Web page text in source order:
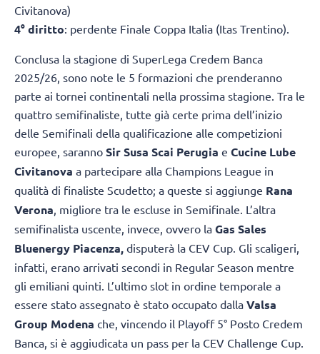
Civitanova)
4° diritto: perdente Finale Coppa Italia (Itas Trentino).
Conclusa la stagione di SuperLega Credem Banca
2025/26, sono note le 5 formazioni che prenderanno
parte ai tornei continentali nella prossima stagione. Tra le
quattro semifinaliste, tutte già certe prima dell’inizio
delle Semifinali della qualificazione alle competizioni
europee, saranno Sir Susa Scai Perugia e Cucine Lube
Civitanova a partecipare alla Champions League in
qualità di finaliste Scudetto; a queste si aggiunge Rana
Verona , migliore tra le escluse in Semifinale. L’altra
semifinalista uscente, invece, ovvero la Gas Sales
Bluenergy Piacenza, disputerà la CEV Cup. Gli scaligeri,
infatti, erano arrivati secondi in Regular Season mentre
gli emiliani quinti. L’ultimo slot in ordine temporale a
essere stato assegnato è stato occupato dalla Valsa
Group Modena che, vincendo il Playoff 5° Posto Credem
Banca, si è aggiudicata un pass per la CEV Challenge Cup.